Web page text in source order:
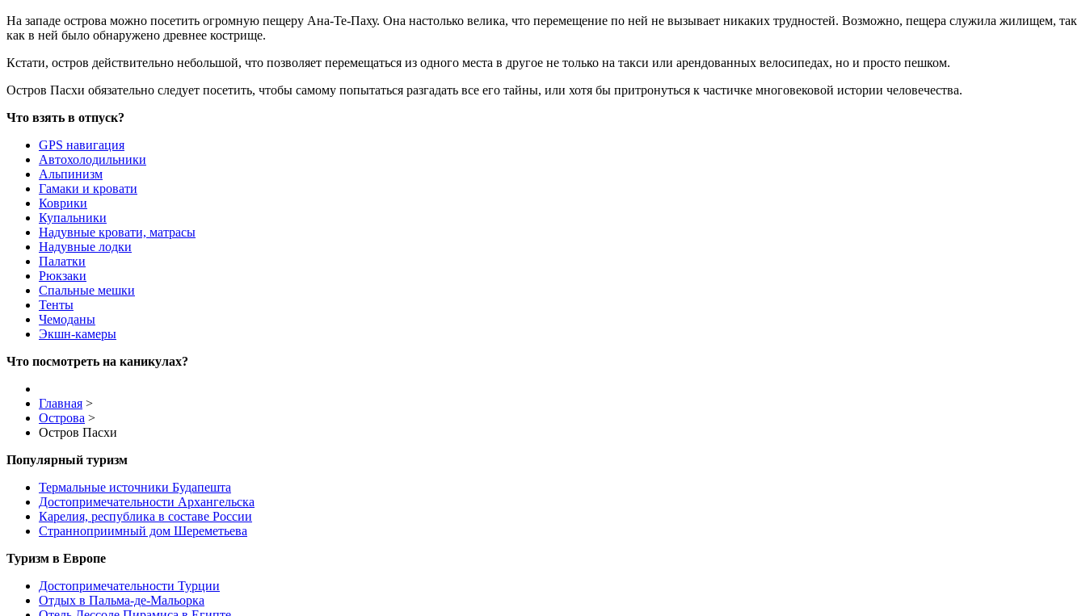
На западе острова можно посетить огромную пещеру Ана-Те-Паху. Она настолько велика, что перемещение по ней не вызывает никаких трудностей. Возможно, пещера служила жилищем, так
как в ней было обнаружено древнее кострище.
Кстати, остров действительно небольшой, что позволяет перемещаться из одного места в другое не только на такси или арендованных велосипедах, но и просто пешком.
Остров Пасхи обязательно следует посетить, чтобы самому попытаться разгадать все его тайны, или хотя бы притронуться к частичке многовековой истории человечества.
Что взять в отпуск?
GPS навигация
Автохолодильники
Альпинизм
Гамаки и кровати
Коврики
Купальники
Надувные кровати, матрасы
Надувные лодки
Палатки
Рюкзаки
Спальные мешки
Тенты
Чемоданы
Экшн-камеры
Что посмотреть на каникулах?
Главная >
Острова >
Остров Пасхи
Популярный туризм
Термальные источники Будапешта
Достопримечательности Архангельска
Карелия, республика в составе России
Странноприимный дом Шереметьева
Туризм в Европе
Достопримечательности Турции
Отдых в Пальма-де-Мальорка